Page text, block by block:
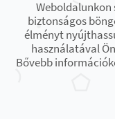
hétfő-csütörtök:
péntek: 8:00-14.00
2021 © Minden jog
biztonságos
élményt
használatával
Bővebb